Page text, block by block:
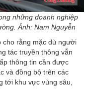
những doanh nghiệp
Ảnh: Nam Nguyễn
cho rằng mặc dù người
tác truyền thông vẫn
thông tin cần được
và đồng bộ trên các
tới khu vực vùng sâu,